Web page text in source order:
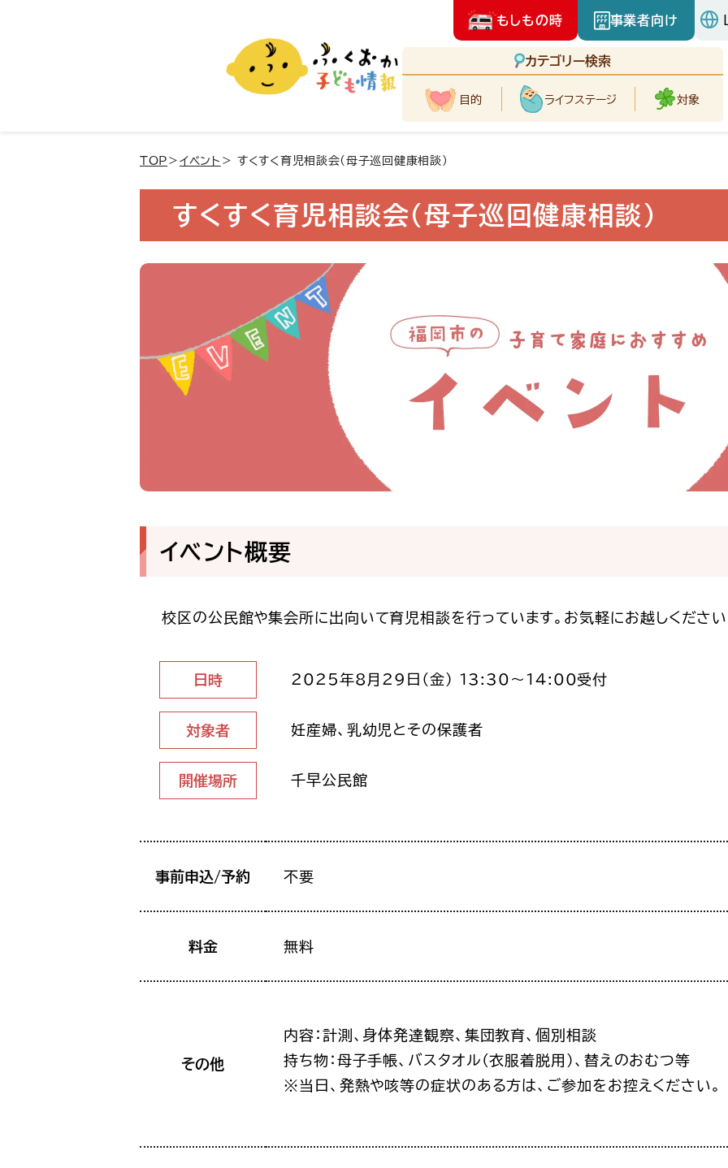
もしもの時 事業者向け
カテゴリー検索
目的 ライフステージ 対象
TOP ＞ イベント ＞ すくすく育児相談会(母子巡回健康相談)
すくすく育児相談会(母子巡回健康相談)
イベント概要
校区の公民館や集会所に出向いて育児相談を行っています。お気軽にお越しください
日時 2025年8月29日（金） 13:30～14:00受付
対象者 妊産婦、乳幼児とその保護者
開催場所 千早公民館
事前申込/予約 不要
料金 無料
その他
内容：計測、身体発達観察、集団教育、個別相談
持ち物：母子手帳、バスタオル(衣服着脱用)、替えのおむつ等
※当日、発熱や咳等の症状のある方は、ご参加をお控えください。